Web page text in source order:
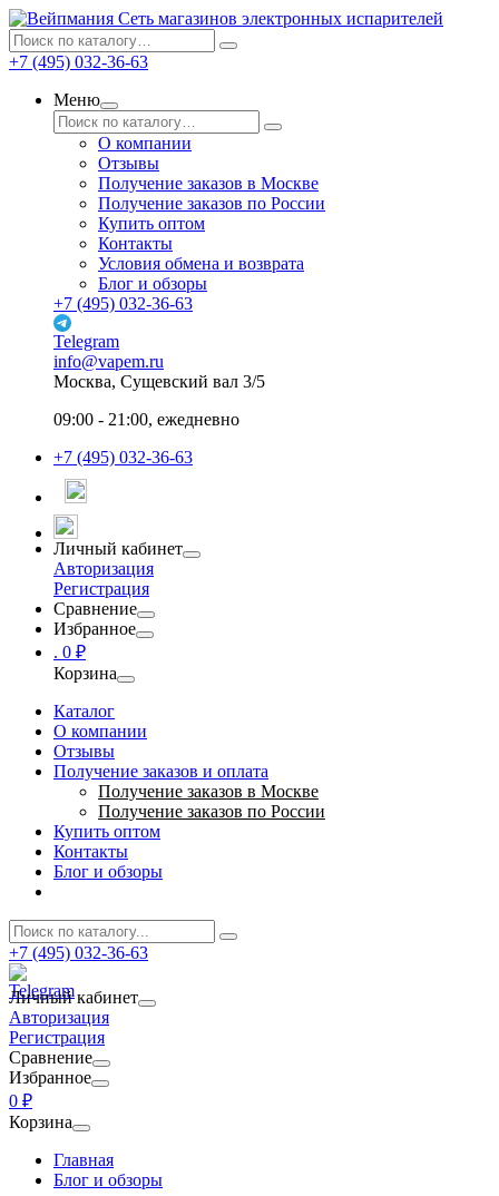
Сеть магазинов электронных испарителей
+7 (495) 032-36-63
Меню
О компании
Отзывы
Получение заказов в Москве
Получение заказов по России
Купить оптом
Контакты
Условия обмена и возврата
Блог и обзоры
+7 (495) 032-36-63
Telegram
info@vapem.ru
Москва, Сущевский вал 3/5
09:00 - 21:00, ежедневно
+7 (495) 032-36-63
Личный кабинет
Авторизация
Регистрация
Сравнение
Избранное
. 0 ₽
Корзина
Каталог
О компании
Отзывы
Получение заказов и оплата
Получение заказов в Москве
Получение заказов по России
Купить оптом
Контакты
Блог и обзоры
+7 (495) 032-36-63
Личный кабинет
Авторизация
Регистрация
Сравнение
Избранное
0 ₽
Корзина
Главная
Блог и обзоры